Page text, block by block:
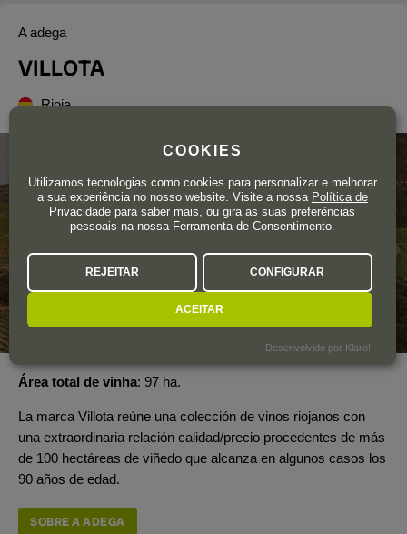
A adega
VILLOTA
Rioja
Área total de vinha 97 ha.
La marca Villota reúne una colección de vinos riojanos con
una extraordinaria relación calidad/precio procedentes de más
de 100 hectáreas de viñedo que alcanza en algunos casos los
90 años de edad.
SOBRE A ADEGA
COOKIES
Utilizamos tecnologias como cookies para personalizar e melhorar
a sua experiência no nosso website. Visite a nossa Política de
Privacidade para saber mais, ou gira as suas preferências
pessoais na nossa Ferramenta de Consentimento.
REJEITAR CONFIGURAR
ACEITAR
Desenvolvido por Klaro!